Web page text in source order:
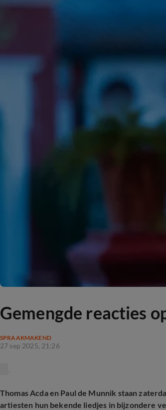
Gemengde reacties
SPRAAKMAKEND
27 sep 2025, 21:26
Thomas Acda en Paul de Munnik staan
artiesten hun bekende liedjes in bijzondere